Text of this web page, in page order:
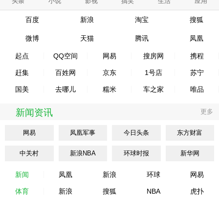
百度 新浪 淘宝 搜狐
微博 天猫 腾讯 凤凰
起点 QQ空间 网易 搜房网 携程
赶集 百姓网 京东 1号店 苏宁
国美 去哪儿 糯米 车之家 唯品
新闻资讯 更多
网易 凤凰军事 今日头条 东方财富
中关村 新浪NBA 环球时报 新华网
新闻 凤凰 新浪 环球 网易
体育 新浪 搜狐 NBA 虎扑